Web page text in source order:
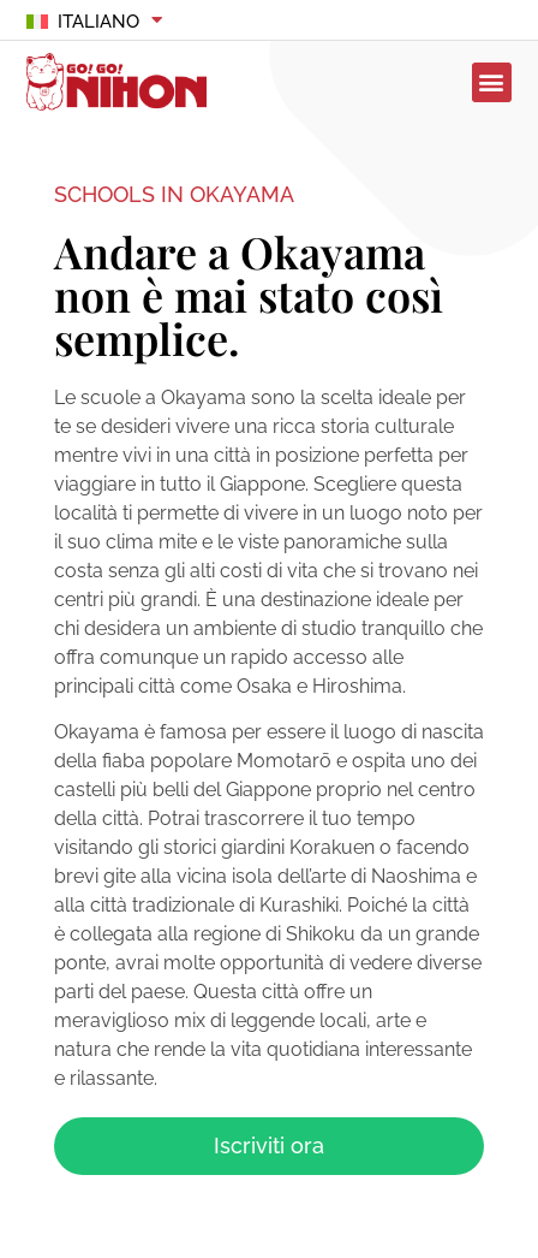
ITALIANO
SCHOOLS IN OKAYAMA
Andare a Okayama
non è mai stato così
semplice.
Le scuole a Okayama sono la scelta ideale per
te se desideri vivere una ricca storia culturale
mentre vivi in una città in posizione perfetta per
viaggiare in tutto il Giappone. Scegliere questa
località ti permette di vivere in un luogo noto per
il suo clima mite e le viste panoramiche sulla
costa senza gli alti costi di vita che si trovano nei
centri più grandi. È una destinazione ideale per
chi desidera un ambiente di studio tranquillo che
offra comunque un rapido accesso alle
principali città come Osaka e Hiroshima.
Okayama è famosa per essere il luogo di nascita
della fiaba popolare Momotarō e ospita uno dei
castelli più belli del Giappone proprio nel centro
della città. Potrai trascorrere il tuo tempo
visitando gli storici giardini Korakuen o facendo
brevi gite alla vicina isola dell’arte di Naoshima e
alla città tradizionale di Kurashiki. Poiché la città
è collegata alla regione di Shikoku da un grande
ponte, avrai molte opportunità di vedere diverse
parti del paese. Questa città offre un
meraviglioso mix di leggende locali, arte e
natura che rende la vita quotidiana interessante
e rilassante.
Iscriviti ora